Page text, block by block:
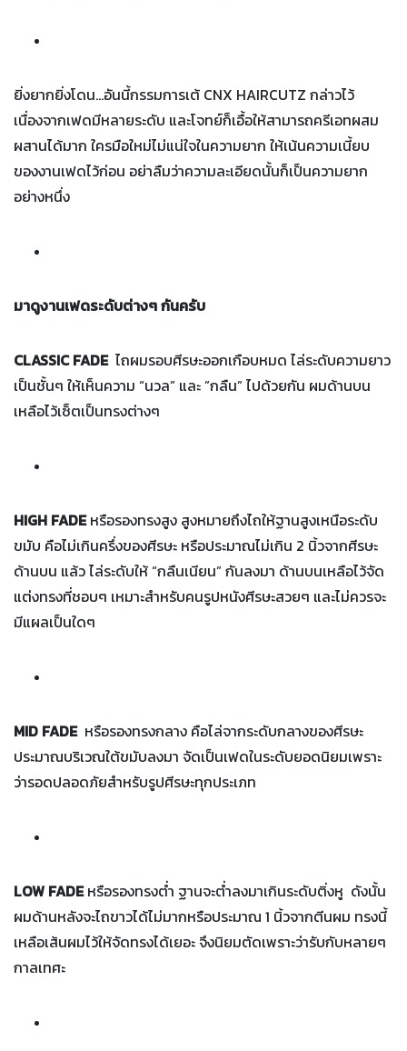
ยิ่งยากยิ่งโดน…อันนี้กรรมการเต้ CNX HAIRCUTZ กล่าวไว้
เนื่องจากเฟดมีหลายระดับ และโจทย์ก็เอื้อให้สามารถครีเอทผสม
ผสานได้มาก ใครมือใหม่ไม่แน่ใจในความยาก ให้เน้นความเนี้ยบ
ของงานเฟดไว้ก่อน อย่าลืมว่าความละเอียดนั้นก็เป็นความยาก
อย่างหนึ่ง
มาดูงานเฟดระดับต่างๆ กันครับ
CLASSIC FADEไถผมรอบศีรษะออกเกือบหมด ไล่ระดับความยาว
เป็นชั้นๆ ให้เห็นความ “นวล” และ ”กลืน” ไปด้วยกัน ผมด้านบน
เหลือไว้เซ็ตเป็นทรงต่างๆ
HIGH FADEหรือรองทรงสูง สูงหมายถึงไถให้ฐานสูงเหนือระดับ
ขมับ คือไม่เกินครึ่งของศีรษะ หรือประมาณไม่เกิน 2 นิ้วจากศีรษะ
ด้านบน แล้ว ไล่ระดับให้ “กลืนเนียน” กันลงมา ด้านบนเหลือไว้จัด
แต่งทรงที่ชอบๆ เหมาะสำหรับคนรูปหนังศีรษะสวยๆ และไม่ควรจะ
มีแผลเป็นใดๆ
MID FADEหรือรองทรงกลาง คือไล่จากระดับกลางของศีรษะ
ประมาณบริเวณใต้ขมับลงมา จัดเป็นเฟดในระดับยอดนิยมเพราะ
ว่ารอดปลอดภัยสำหรับรูปศีรษะทุกประเภท
LOW FADEหรือรองทรงต่ำ ฐานจะต่ำลงมาเกินระดับติ่งหู ดังนั้น
ผมด้านหลังจะไถขาวได้ไม่มากหรือประมาณ 1 นิ้วจากตีนผม ทรงนี้
เหลือเส้นผมไว้ให้จัดทรงได้เยอะ จึงนิยมตัดเพราะว่ารับกับหลายๆ
กาลเทศะ